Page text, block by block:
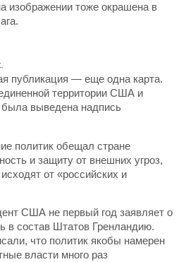
изображении тоже окрашена в
публикация — еще одна карта.
территории США и
выведена надпись
политик обещал стране
и защиту от внешних угроз,
от «российских и
США не первый год заявляет о
в состав Штатов Гренландию.
что политик якобы намерен
власти много раз